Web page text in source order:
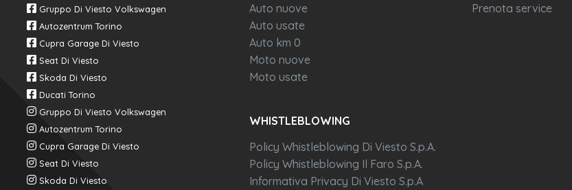
Gruppo Di Viesto Volkswagen
Autozentrum Torino
Cupra Garage Di Viesto
Seat Di Viesto
Skoda Di Viesto
Ducati Torino
Gruppo Di Viesto Volkswagen
Autozentrum Torino
Cupra Garage Di Viesto
Seat Di Viesto
Skoda Di Viesto
Auto nuove
Auto usate
Auto km 0
Moto nuove
Moto usate
Prenota service
WHISTLEBLOWING
Policy Whistleblowing Di Viesto S.p.A.
Policy Whistleblowing Il Faro S.p.A.
Informativa Privacy Di Viesto S.p.A